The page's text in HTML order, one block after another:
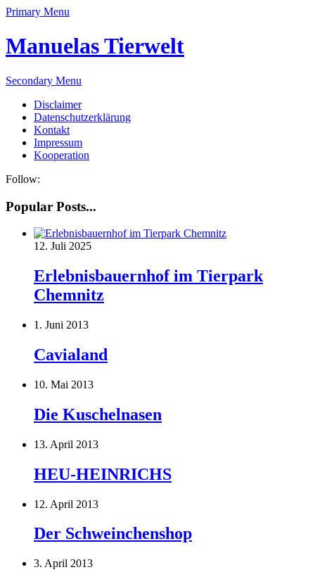
Primary Menu
Manuelas Tierwelt
Secondary Menu
Disclaimer
Datenschutzerklärung
Kontakt
Impressum
Kooperation
Follow:
Popular Posts...
12. Juli 2025
Erlebnisbauernhof im Tierpark
Chemnitz
1. Juni 2013
Cavialand
10. Mai 2013
Die Kuschelnasen
13. April 2013
HEU-HEINRICHS
12. April 2013
Der Schweinchenshop
3. April 2013